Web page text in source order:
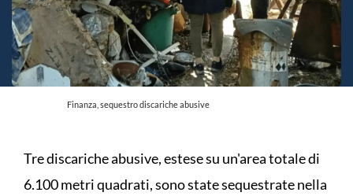
Finanza, sequestro discariche abusive
Tre discariche abusive, estese su un'area totale di
6.100 metri quadrati, sono state sequestrate nella